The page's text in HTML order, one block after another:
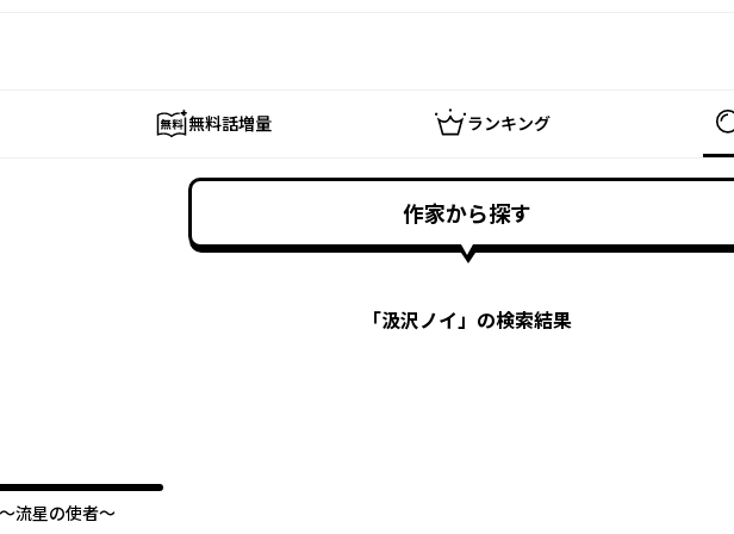
無料話増量 ランキング
作家から探す
「汲沢ノイ」の検索結果
流星の使者～